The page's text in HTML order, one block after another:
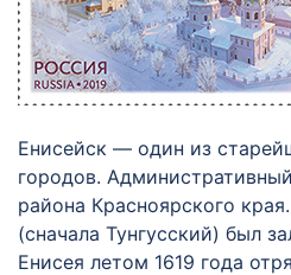
Енисейск — один из
городов.
района Красноярского
(сначала Тунгусский) был
Енисея летом 1619 года